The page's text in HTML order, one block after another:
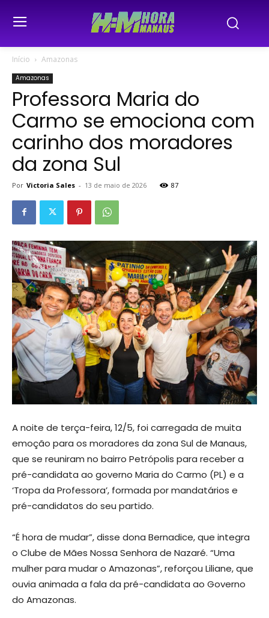
Início Amazonas
Amazonas
Professora Maria do
Carmo se emociona com
carinho dos moradores
da zona Sul
Por Victoria Sales - 13 de maio de 2026 87
A noite de terça-feira, 12/5, foi carregada de muita
emoção para os moradores da zona Sul de Manaus,
que se reuniram no bairro Petrópolis para receber a
pré-candidata ao governo Maria do Carmo (PL) e a
‘Tropa da Professora’, formada por mandatários e
pré-candidatos do seu partido.
“É hora de mudar”, disse dona Bernadice, que integra
o Clube de Mães Nossa Senhora de Nazaré. “Uma
mulher para mudar o Amazonas”, reforçou Liliane, que
ouvia animada a fala da pré-candidata ao Governo
do Amazonas.